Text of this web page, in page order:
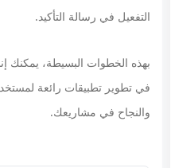
التفعيل في رسالة التأكيد.
بهذه الخطوات البسيطة، يمكنك
في تطوير تطبيقات رائعة
والنجاح في مشاريعك.